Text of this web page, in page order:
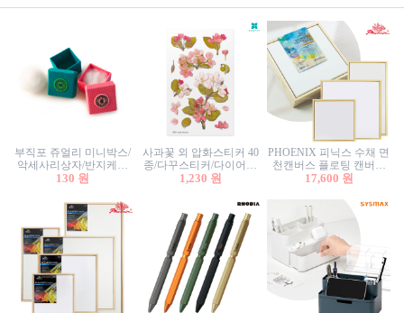
부직포 쥬얼리 미니박스/
악세사리상자/반지케이
스/반지상자/귀걸이상자/
130 원
사과꽃 외 압화스티커 40
종/다꾸스티커/다이어리
꾸미기/꽃스티커/자연물
1,230 원
PHOENIX 피닉스 수채 면
천캔버스 플로팅 캔버스
프레임세트 30x30cm/액자
17,600 원